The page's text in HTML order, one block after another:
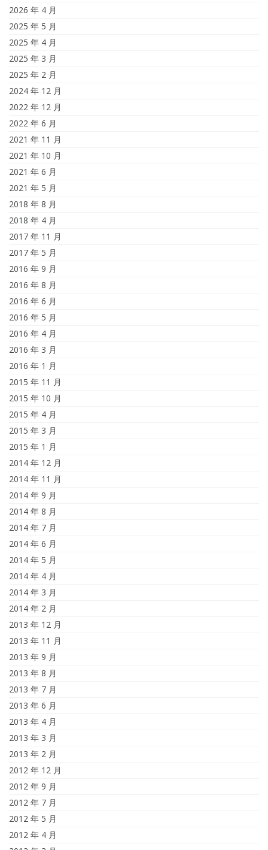
2026 年 4 月
2025 年 5 月
2025 年 4 月
2025 年 3 月
2025 年 2 月
2024 年 12 月
2022 年 12 月
2022 年 6 月
2021 年 11 月
2021 年 10 月
2021 年 6 月
2021 年 5 月
2018 年 8 月
2018 年 4 月
2017 年 11 月
2017 年 5 月
2016 年 9 月
2016 年 8 月
2016 年 6 月
2016 年 5 月
2016 年 4 月
2016 年 3 月
2016 年 1 月
2015 年 11 月
2015 年 10 月
2015 年 4 月
2015 年 3 月
2015 年 1 月
2014 年 12 月
2014 年 11 月
2014 年 9 月
2014 年 8 月
2014 年 7 月
2014 年 6 月
2014 年 5 月
2014 年 4 月
2014 年 3 月
2014 年 2 月
2013 年 12 月
2013 年 11 月
2013 年 9 月
2013 年 8 月
2013 年 7 月
2013 年 6 月
2013 年 4 月
2013 年 3 月
2013 年 2 月
2012 年 12 月
2012 年 9 月
2012 年 7 月
2012 年 5 月
2012 年 4 月